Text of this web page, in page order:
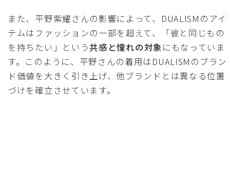
また、平野紫耀さんの影響によって、DUALISMのアイ
テムはファッションの一部を超えて、「彼と同じもの
を持ちたい」という共感と憧れの対象にもなっていま
す。このように、平野さんの着用はDUALISMのブラン
ド価値を大きく引き上げ、他ブランドとは異なる位置
づけを確立させています。